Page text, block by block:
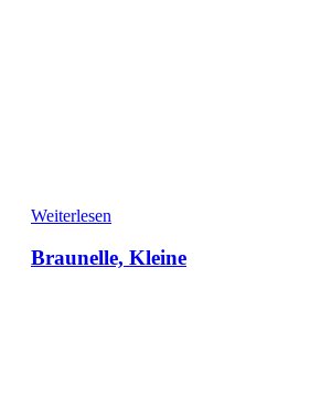
Weiterlesen
Braunelle, Kleine